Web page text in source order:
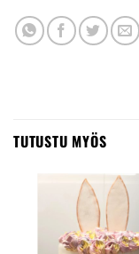
TUTUSTU MYÖS